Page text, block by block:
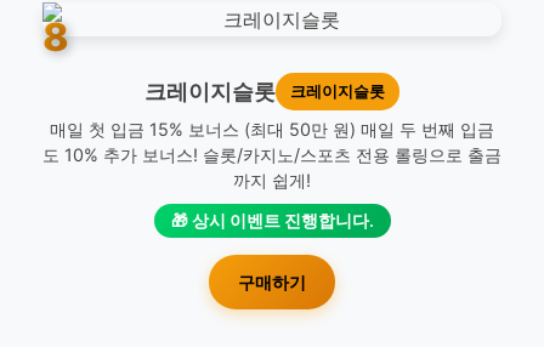
8
크레이지슬롯 크레이지슬롯
매일 첫 입금 15% 보너스 (최대 50만 원) 매일 두 번째 입금
도 10% 추가 보너스! 슬롯/카지노/스포츠 전용 롤링으로 출금
까지 쉽게!
🎁 상시 이벤트 진행합니다.
구매하기